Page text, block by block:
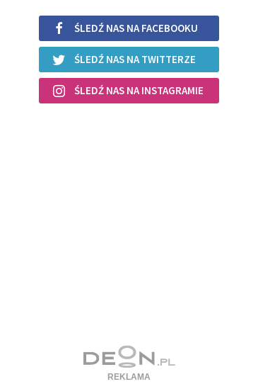
ŚLEDŹ NAS NA FACEBOOKU
ŚLEDŹ NAS NA TWITTERZE
ŚLEDŹ NAS NA INSTAGRAMIE